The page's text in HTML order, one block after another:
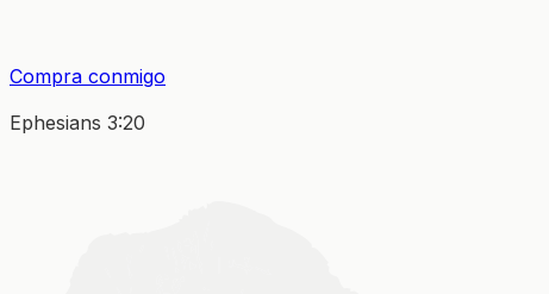
Compra conmigo
Ephesians 3:20